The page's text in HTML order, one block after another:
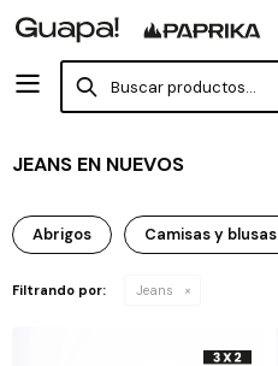
JEANS EN NUEVOS
Abrigos Camisas y blusas
Filtrando por: Jeans